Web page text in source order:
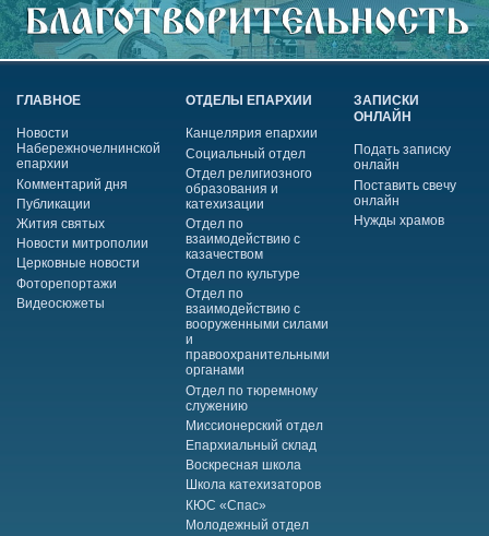
ГЛАВНОЕ
Новости
Набережночелнинской
епархии
Комментарий дня
Публикации
Жития святых
Новости митрополии
Церковные новости
Фоторепортажи
Видеосюжеты
ОТДЕЛЫ ЕПАРХИИ
Канцелярия епархии
Социальный отдел
Отдел религиозного
образования и
катехизации
Отдел по
взаимодействию с
казачеством
Отдел по культуре
Отдел по
взаимодействию с
вооруженными силами
и
правоохранительными
органами
Отдел по тюремному
служению
Миссионерский отдел
Епархиальный склад
Воскресная школа
Школа катехизаторов
КЮС «Спас»
Молодежный отдел
ЗАПИСКИ
ОНЛАЙН
Подать записку
онлайн
Поставить свечу
онлайн
Нужды храмов